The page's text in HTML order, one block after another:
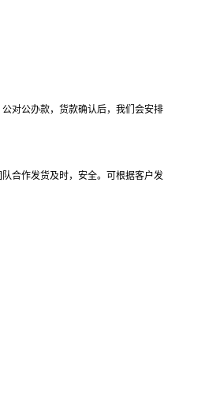
对公办款，货款确认后，我们会安排
合作发货及时，安全。可根据客户发